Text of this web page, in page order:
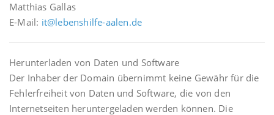
Matthias Gallas
E-Mail: it@lebenshilfe-aalen.de
Herunterladen von Daten und Software
Der Inhaber der Domain übernimmt keine Gewähr für die
Fehlerfreiheit von Daten und Software, die von den
Internetseiten heruntergeladen werden können. Die